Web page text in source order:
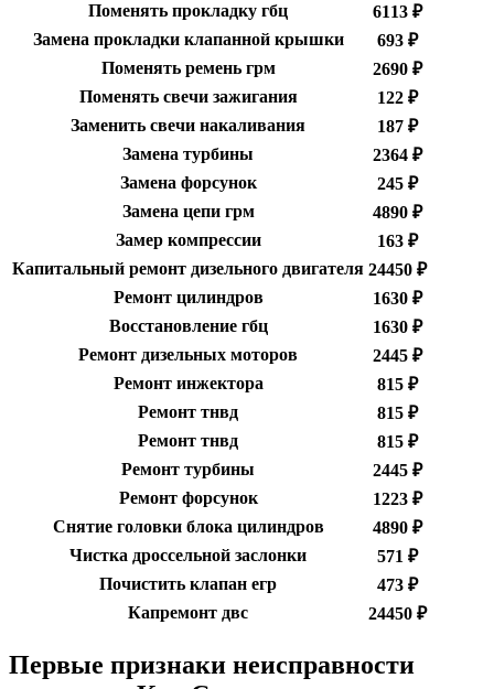
Поменять прокладку гбц
6113 ₽
Замена прокладки клапанной крышки
693 ₽
Поменять ремень грм
2690 ₽
Поменять свечи зажигания
122 ₽
Заменить свечи накаливания
187 ₽
Замена турбины
2364 ₽
Замена форсунок
245 ₽
Замена цепи грм
4890 ₽
Замер компрессии
163 ₽
Капитальный ремонт дизельного двигателя 24450 ₽
Ремонт цилиндров
1630 ₽
Восстановление гбц
1630 ₽
Ремонт дизельных моторов
2445 ₽
Ремонт инжектора
815 ₽
Ремонт тнвд
815 ₽
Ремонт тнвд
815 ₽
Ремонт турбины
2445 ₽
Ремонт форсунок
1223 ₽
Снятие головки блока цилиндров
4890 ₽
Чистка дроссельной заслонки
571 ₽
Почистить клапан егр
473 ₽
Капремонт двс
24450 ₽
Первые признаки неисправности